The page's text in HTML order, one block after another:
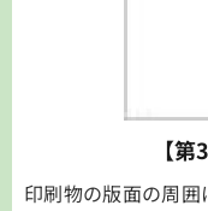
【
印刷物の版面の周